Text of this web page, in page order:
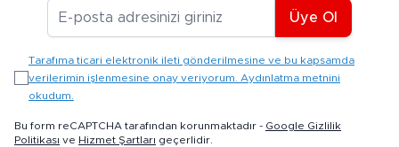
E-posta Adresiniz
Üye Ol
Tarafıma ticari elektronik ileti gönderilmesine ve bu kapsamda
verilerimin işlenmesine onay veriyorum. Aydınlatma metnini
okudum.
Bu form reCAPTCHA tarafından korunmaktadır - Google Gizlilik
Politikası ve Hizmet Şartları geçerlidir.